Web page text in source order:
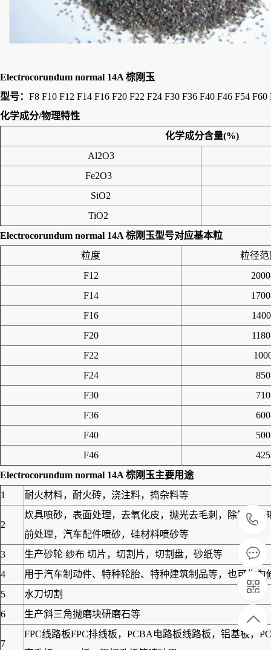
Electrocorundum normal 14A 棕刚玉
型号： F8 F10 F12 F14 F16 F20 F22 F24 F30 F36 F40 F46 F54
化学成分/物理特性
化学成分含量(%)
Al2O3
Fe2O3
SiO2
TiO2
Electrocorundum normal 14A 棕刚玉型号对应基本粒
粒度
粒径范
F12
F14
F16
F20
F22
F24
F30
F36
F40
F46
Electrocorundum normal 14A 棕刚玉主要用途
1
耐火材料，耐火砖，浇注料，捣杂料等
2
炊具喷砂，表面处理，去氧化皮，抛光去毛刺，除锈，
前处理，汽车配件喷砂，硅材料喷砂等
3
生产砂轮 纱布 切片，切割片，切割盘，砂纸等
4
用于汽车制动件、特种轮胎、特种建筑制品等，也可作
5
水刀切割
6
生产斜三角抛磨块研磨石等
7
FPC线路板FPC排线板，PCBA电路板线路板，铝基板，